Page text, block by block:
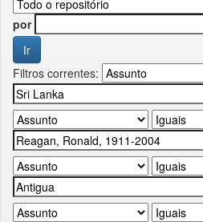
por
Filtros correntes: